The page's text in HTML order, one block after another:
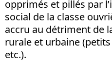
opprimés et pillés par
social de la classe
accru au détriment de
rurale et urbaine
etc.).